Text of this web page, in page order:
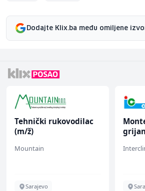
Dodajte Klix.ba među omiljene
Tehnički rukovodilac
(m/ž)
Mountain
Sarajevo